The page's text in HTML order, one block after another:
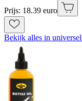
Prijs: 18.39 euro
Bekijk alles in